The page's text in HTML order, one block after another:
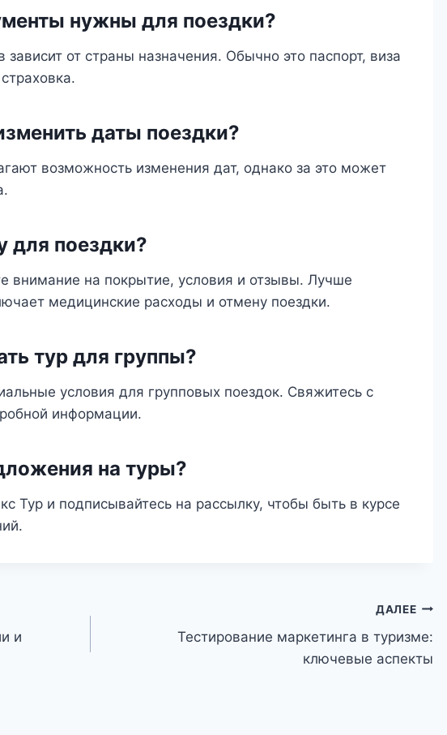
нужны для поездки?
от страны назначения. Обычно это паспорт, виза
даты поездки?
возможность изменения дат, однако за это может
для поездки?
внимание на покрытие, условия и отзывы. Лучше
медицинские расходы и отмену поездки.
тур для группы?
условия для групповых поездок. Свяжитесь с
информации.
на туры?
Тур и подписывайтесь на рассылку, чтобы быть в курсе
и
ДАЛЕЕ
Тестирование маркетинга в туризме:
ключевые аспекты